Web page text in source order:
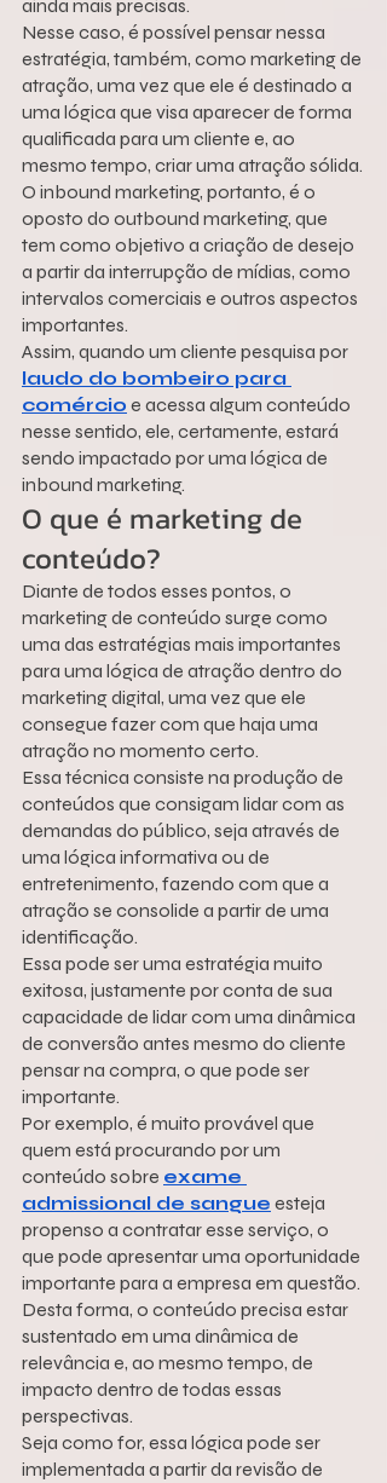
ainda mais precisas.
Nesse caso, é possível pensar nessa
estratégia, também, como marketing de
atração, uma vez que ele é destinado a
uma lógica que visa aparecer de forma
qualificada para um cliente e, ao
mesmo tempo, criar uma atração sólida.
O inbound marketing, portanto, é o
oposto do outbound marketing, que
tem como objetivo a criação de desejo
a partir da interrupção de mídias, como
intervalos comerciais e outros aspectos
importantes.
Assim, quando um cliente pesquisa por
laudo do bombeiro para
comércio e acessa algum conteúdo
nesse sentido, ele, certamente, estará
sendo impactado por uma lógica de
inbound marketing.
O que é marketing de
conteúdo?
Diante de todos esses pontos, o
marketing de conteúdo surge como
uma das estratégias mais importantes
para uma lógica de atração dentro do
marketing digital, uma vez que ele
consegue fazer com que haja uma
atração no momento certo.
Essa técnica consiste na produção de
conteúdos que consigam lidar com as
demandas do público, seja através de
uma lógica informativa ou de
entretenimento, fazendo com que a
atração se consolide a partir de uma
identificação.
Essa pode ser uma estratégia muito
exitosa, justamente por conta de sua
capacidade de lidar com uma dinâmica
de conversão antes mesmo do cliente
pensar na compra, o que pode ser
importante.
Por exemplo, é muito provável que
quem está procurando por um
conteúdo sobre exame
admissional de sangue esteja
propenso a contratar esse serviço, o
que pode apresentar uma oportunidade
importante para a empresa em questão.
Desta forma, o conteúdo precisa estar
sustentado em uma dinâmica de
relevância e, ao mesmo tempo, de
impacto dentro de todas essas
perspectivas.
Seja como for, essa lógica pode ser
implementada a partir da revisão de